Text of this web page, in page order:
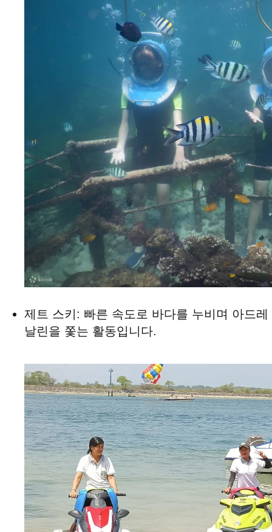
제트 스키: 빠른 속도로 바다를 누비며 아드레
날린을 쫓는 활동입니다.